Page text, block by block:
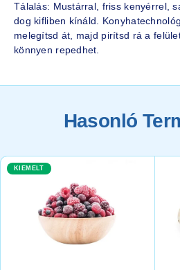
Tálalás: Mustárral, friss kenyérrel,
dog kifliben kínáld.
melegítsd át, majd pirítsd rá a
könnyen repedhet.
Hasonló
KIEMELT